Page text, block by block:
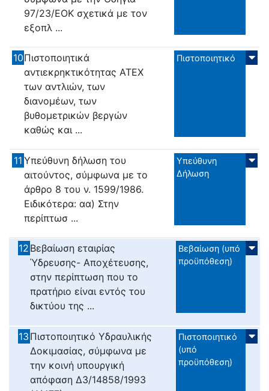
97/23/ΕΟΚ σχετικά με τον
εξοπλ ...
10Πιστοποιητικά
αντιεκρηκτικότητας ΑΤΕΧ
των αντλιών, των
διανομέων, των
βυθομετρικών βεργών
καθώς και ...
Πιστοποιητικό
11 Υπεύθυνη δήλωση του
αιτούντος, σύμφωνα με το
άρθρο 8 του ν. 1599/1986.
Ειδικότερα: αα) Στην
περίπτωσ ...
Υπεύθυνη
Δήλωση
12 Βεβαίωση εταιρίας
Ύδρευσης- Αποχέτευσης,
στην περίπτωση που το
πρατήριο είναι εντός του
δικτύου της ...
Βεβαίωση (υπό
προϋπόθεση)
13 Πιστοποιητικό Υδραυλικής
Δοκιμασίας, σύμφωνα με
την κοινή υπουργική
απόφαση Δ3/14858/1993
Πιστοποιητικό
(υπό
προϋπόθεση)